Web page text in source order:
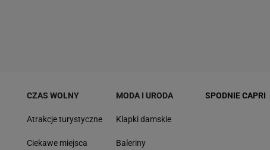
CZAS WOLNY
Atrakcje turystyczne
Ciekawe miejsca
MODA I URODA
Klapki damskie
Baleriny
SPODNIE CAPRI